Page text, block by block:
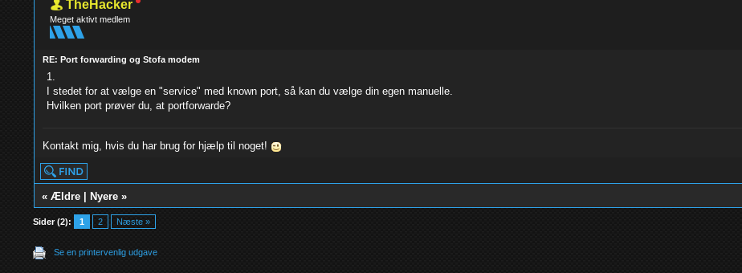
TheHacker
Meget aktivt medlem
RE: Port forwarding og Stofa modem
1.
I stedet for at vælge en "service" med known port, så kan du vælge din egen manuelle.
Hvilken port prøver du, at portforwarde?
Kontakt mig, hvis du har brug for hjælp til noget!
« Ældre| Nyere»
Sider (2): 1 2 Næste »
Se en printervenlig udgave